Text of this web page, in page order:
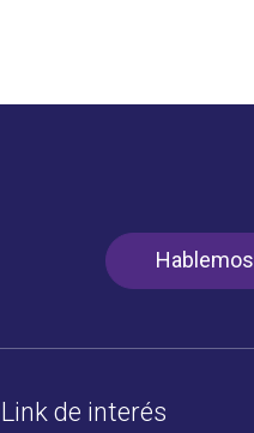
Hablemos
Link de interés